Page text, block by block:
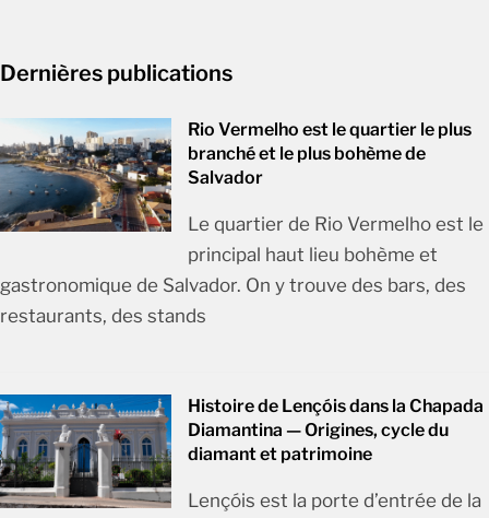
Dernières publications
Rio Vermelho est le quartier le plus
branché et le plus bohème de
Salvador
Le quartier de Rio Vermelho est le
principal haut lieu bohème et
gastronomique de Salvador. On y trouve des bars, des
restaurants, des stands
Histoire de Lençóis dans la Chapada
Diamantina — Origines, cycle du
diamant et patrimoine
Lençóis est la porte d’entrée de la